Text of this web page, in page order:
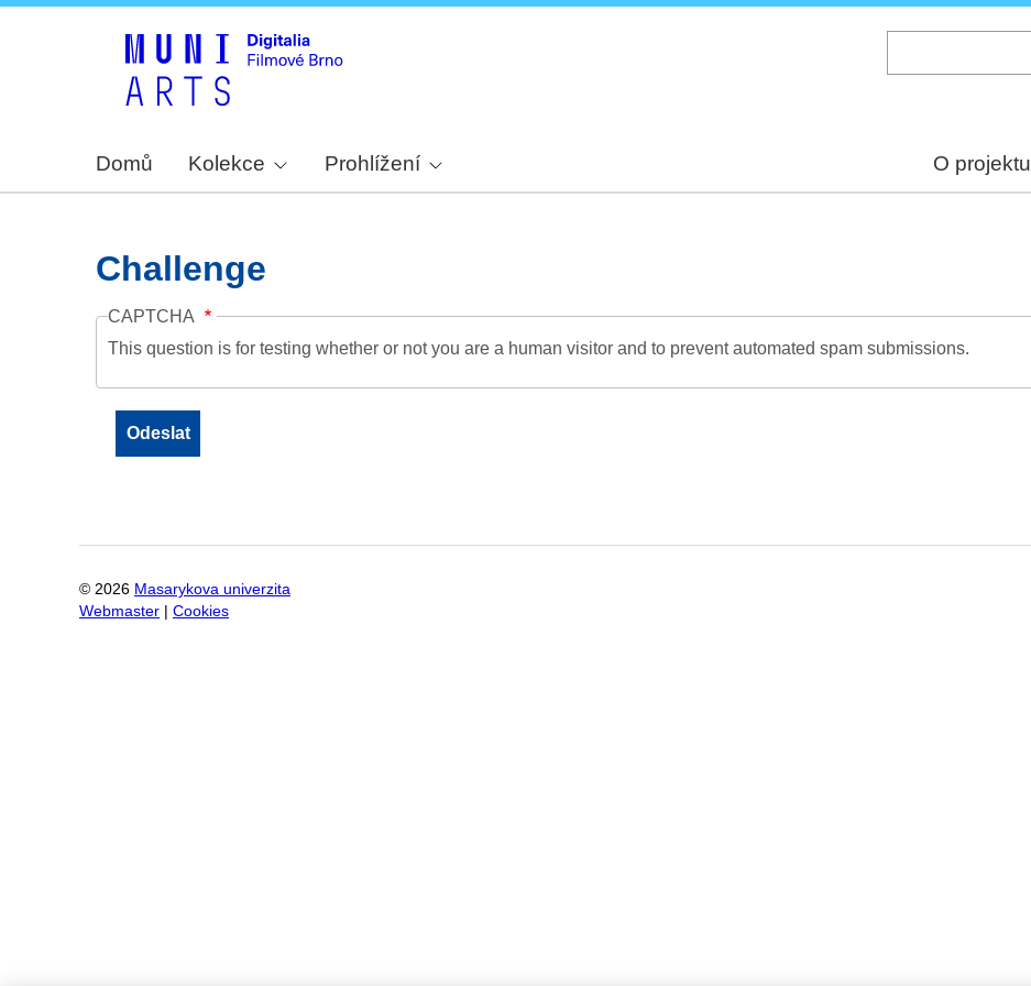
Domů Kolekce Prohlížení O projektu
Challenge
CAPTCHA
This question is for testing whether or not you are a human visitor and to prevent automated spam submissions.
© 2026 Masarykova univerzita
Webmaster
Cookies